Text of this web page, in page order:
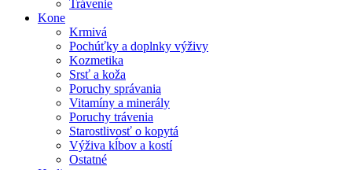
Trávenie
Kone
Krmivá
Pochúťky a doplnky výživy
Kozmetika
Srsť a koža
Poruchy správania
Vitamíny a minerály
Poruchy trávenia
Starostlivosť o kopytá
Výživa kĺbov a kostí
Ostatné